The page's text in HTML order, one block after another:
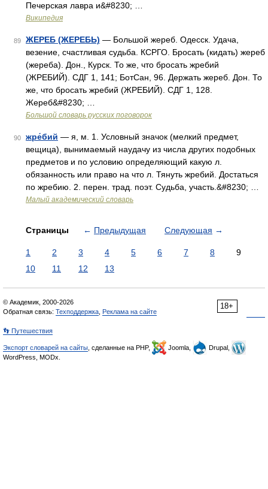
Печерская лавра и&#8230; …
Википедия
89 ЖЕРЕБ (ЖЕРЕБЬ) — Большой жереб. Одесск. Удача,
везение, счастливая судьба. КСРГО. Бросать (кидать) жереб
(жереба). Дон., Курск. То же, что бросать жребий
(ЖРЕБИЙ). СДГ 1, 141; БотСан, 96. Держать жереб. Дон. То
же, что бросать жребий (ЖРЕБИЙ). СДГ 1, 128.
Жереб&#8230; …
Большой словарь русских поговорок
90 жре́бий — я, м. 1. Условный значок (мелкий предмет,
вещица), вынимаемый наудачу из числа других подобных
предметов и по условию определяющий какую л.
обязанность или право на что л. Тянуть жребий. Достаться
по жребию. 2. перен. трад. поэт. Судьба, участь.&#8230; …
Малый академический словарь
Страницы ← Предыдущая Следующая →
1 2 3 4 5 6 7 8
9
10
11 12 13
18+
© Академик, 2000-2026
Обратная связь: Техподдержка Реклама на сайте
👣 Путешествия
Экспорт словарей на сайты , сделанные на PHP, Joomla,
Drupal,
WordPress, MODx.